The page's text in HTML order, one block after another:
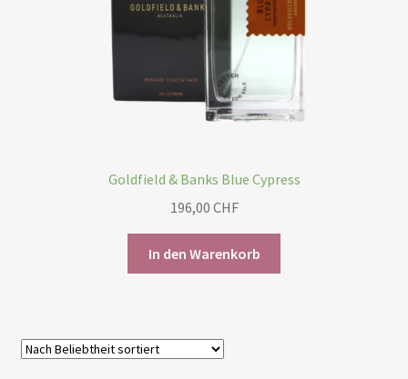
Goldfield & Banks Blue Cypress
196,00 CHF
In den Warenkorb